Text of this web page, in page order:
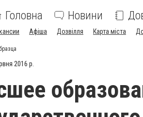
Головна Новини
Афіша Дозвілля Карта міста
2016 р.